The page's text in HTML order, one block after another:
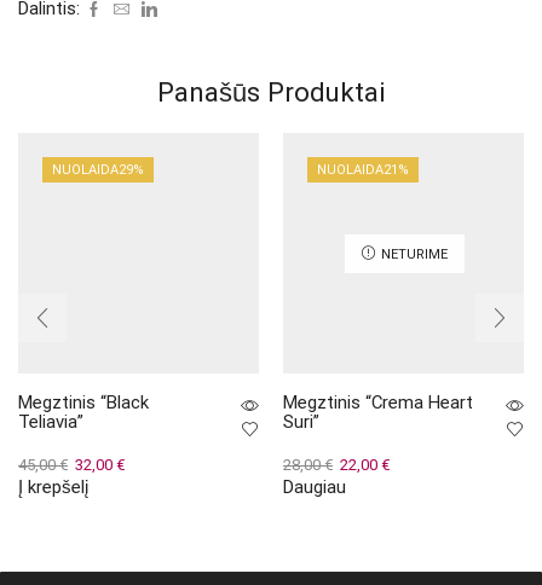
Dalintis:
Panašūs Produktai
NUOLAIDA29%
Megztinis “Black
Teliavia”
45,00€ Original
price
32,00 €Current
Į krepšelį
NUOLAIDA21%
NETURIME
Megztinis “Crema Heart
Suri”
28,00€ Original
price
22,00 €Current
Daugiau